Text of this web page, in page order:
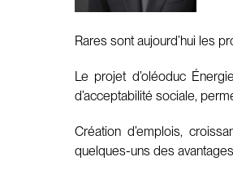
Rares sont aujourd’hui les
Le projet d’oléoduc
d’acceptabilité sociale,
Création d’emplois,
quelques-uns des